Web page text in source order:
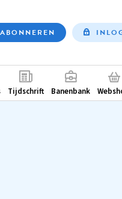
ABONNEREN
Tijdschrift Banenbank